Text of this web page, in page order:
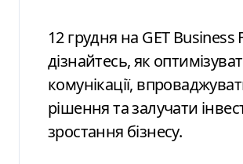
12 грудня на GET Business
дізнайтесь, як
комунікації,
рішення та залучати
зростання бізнесу.